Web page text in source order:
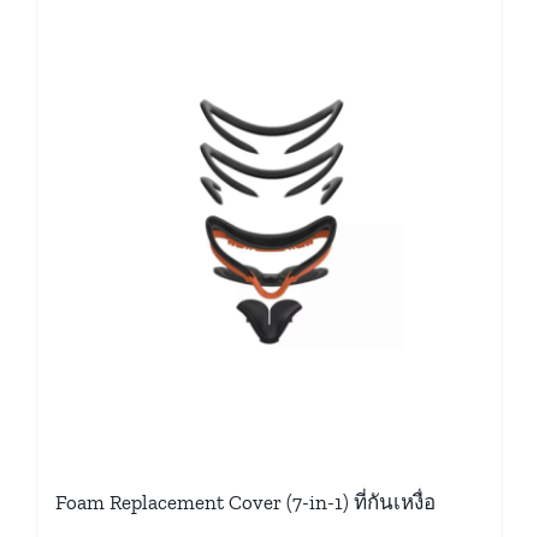
Foam Replacement Cover (7-in-1) ที่กันเหงื่อ